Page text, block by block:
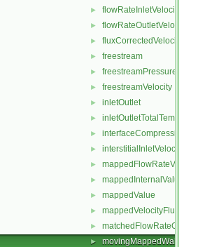
► flowRateInletVelocity
► flowRateOutletVelocity
► fluxCorrectedVelocity
► freestream
► freestreamPressure
► freestreamVelocity
► inletOutlet
► inletOutletTotalTemperature
► interfaceCompression
► interstitialInletVelocity
► mappedFlowRateVelocity
► mappedInternalValue
► mappedValue
► mappedVelocityFlux
► matchedFlowRateOutletVelocity
► movingMappedWallVelocity